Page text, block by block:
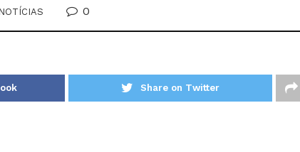
NOTÍCIAS 0
Share on Twitter